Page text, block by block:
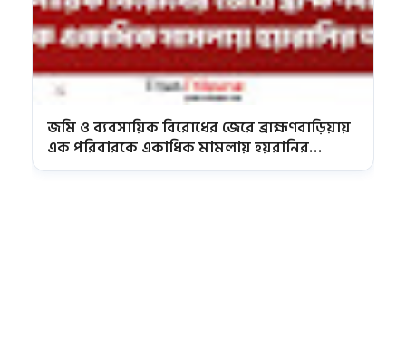
জমি ও ব্যবসায়িক বিরোধের জেরে ব্রাহ্মণবাড়িয়ায়
এক পরিবারকে একাধিক মামলায় হয়রানির
অভিযোগ | Titas Tribune News | Brahmanbaria